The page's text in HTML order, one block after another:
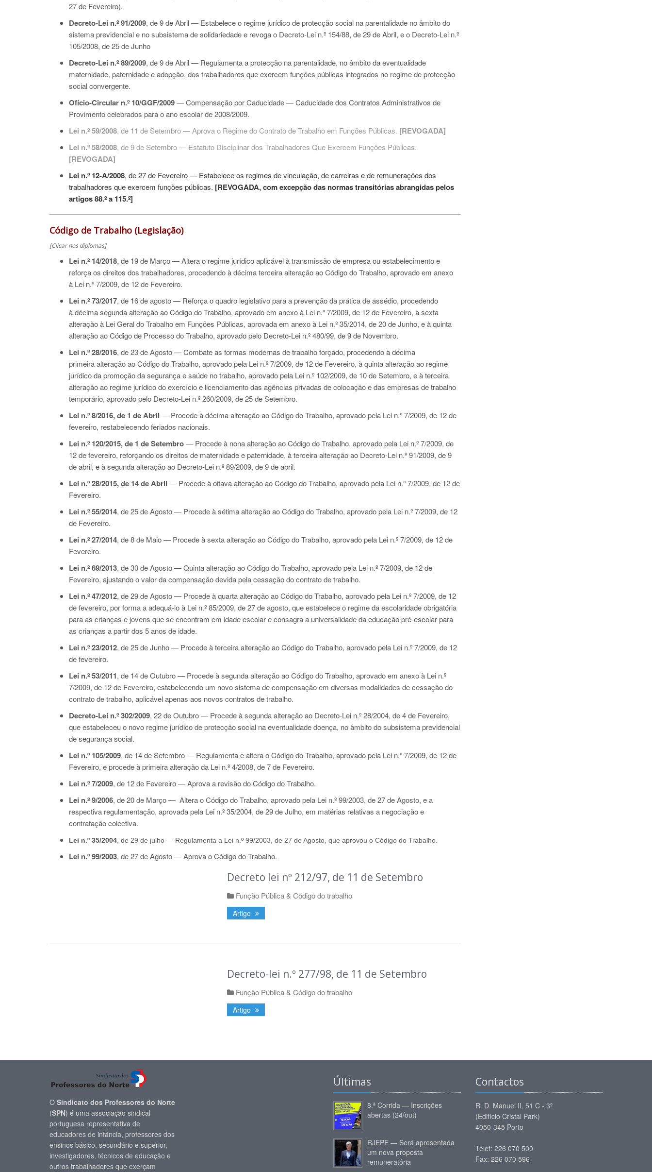
27 de Fevereiro).
Decreto-Lei n.º 91/2009, de 9 de Abril— Estabelece o regime jurídico de protecção social na parentalidade no âmbito do
sistema previdencial e no subsistema de solidariedade e revoga o Decreto-Lei n.º 154/88, de 29 de Abril, e o Decreto-Lei n.º
105/2008, de 25 de Junho
Decreto-Lei n.º 89/2009, de 9 de Abril — Regulamenta a protecção na parentalidade, no âmbito da eventualidade
maternidade, paternidade e adopção, dos trabalhadores que exercem funções públicas integrados no regime de protecção
social convergente.
Ofício-Circular n.º 10/GGF/2009— Compensação por Caducidade — Caducidade dos Contratos Administrativos de
Provimento celebrados para o ano escolar de 2008/2009.
Lei n.º 59/2008, de 11 de Setembro — Aprova o Regime do Contrato de Trabalho em Funções Públicas. [REVOGADA]
Lei n.º 58/2008, de 9 de Setembro — Estatuto Disciplinar dos Trabalhadores Que Exercem Funções Públicas.
[REVOGADA]
Lei n.º 12-A/2008, de 27 de Fevereiro — Estabelece os regimes de vinculação, de carreiras e de remunerações dos
trabalhadores que exercem funções públicas. [REVOGADA,com excepção das normas transitórias abrangidas pelos
artigos 88.º a 115.º]
Código de Trabalho (Legislação)
[Clicar nos diplomas]
Lei n.º 14/2018, de 19 de Março — Altera o regime jurídico aplicável à transmissão de empresa ou estabelecimento e
reforça os direitos dos trabalhadores, procedendo à décima terceira alteração ao Código do Trabalho, aprovado em anexo
à Lei n.º 7/2009, de 12 de Fevereiro.
Lei n.º 73/2017, de 16 de agosto — Reforça o quadro legislativo para a prevenção da prática de assédio, procedendo
à décima segunda alteração ao Código do Trabalho, aprovado em anexo à Lei n.º 7/2009, de 12 de Fevereiro, à sexta
alteração à Lei Geral do Trabalho em Funções Públicas, aprovada em anexo à Lei n.º 35/2014, de 20 de Junho, e à quinta
alteração ao Código de Processo do Trabalho, aprovado pelo Decreto-Lei n.º 480/99, de 9 de Novembro.
Lei n.º 28/2016, de 23 de Agosto — Combate as formas modernas de trabalho forçado, procedendo à décima
primeira alteração ao Código do Trabalho, aprovado pela Lei n.º 7/2009, de 12 de Fevereiro, à quinta alteração ao regime
jurídico da promoção da segurança e saúde no trabalho, aprovado pela Lei n.º 102/2009, de 10 de Setembro, e à terceira
alteração ao regime jurídico do exercício e licenciamento das agências privadas de colocação e das empresas de trabalho
temporário, aprovado pelo Decreto-Lei n.º 260/2009, de 25 de Setembro.
Lei n.º 8/2016, de 1 de Abril — Procede à décima alteração ao Código do Trabalho, aprovado pela Lei n.º 7/2009, de 12 de
fevereiro, restabelecendo feriados nacionais.
Lei n.º 120/2015, de 1 de Setembro— Procede à nona alteração ao Código do Trabalho, aprovado pela Lei n.º 7/2009, de
12 de fevereiro, reforçando os direitos de maternidade e paternidade, à terceira alteração ao Decreto-Lei n.º 91/2009, de 9
de abril, e à segunda alteração ao Decreto-Lei n.º 89/2009, de 9 de abril.
Lei n.º 28/2015, de 14 de Abril — Procede à oitava alteração ao Código do Trabalho, aprovado pela Lei n.º 7/2009, de 12 de
Fevereiro.
Lei n.º 55/2014, de 25 de Agosto — Procede à sétima alteração ao Código do Trabalho, aprovado pela Lei n.º 7/2009, de 12
de Fevereiro.
Lei n.º 27/2014, de 8 de Maio — Procede à sexta alteração ao Código do Trabalho, aprovado pela Lei n.º 7/2009, de 12 de
Fevereiro.
Lei n.º 69/2013, de 30 de Agosto — Quinta alteração ao Código do Trabalho, aprovado pela Lei n.º 7/2009, de 12 de
Fevereiro, ajustando o valor da compensação devida pela cessação do contrato de trabalho.
Lei n.º 47/2012, de 29 de Agosto — Procede à quarta alteração ao Código do Trabalho, aprovado pela Lei n.º 7/2009, de 12
de fevereiro, por forma a adequá-lo à Lei n.º 85/2009, de 27 de agosto, que estabelece o regime da escolaridade obrigatória
para as crianças e jovens que se encontram em idade escolar e consagra a universalidade da educação pré-escolar para
as crianças a partir dos 5 anos de idade.
Lei n.º 23/2012, de 25 de Junho — Procede à terceira alteração ao Código do Trabalho, aprovado pela Lei n.º 7/2009, de 12
de fevereiro.
Lei n.º 53/2011, de 14 de Outubro — Procede à segunda alteração ao Código do Trabalho, aprovado em anexo à Lei n.º
7/2009, de 12 de Fevereiro, estabelecendo um novo sistema de compensação em diversas modalidades de cessação do
contrato de trabalho, aplicável apenas aos novos contratos de trabalho.
Decreto-Lei n.º 302/2009, 22 de Outubro — Procede à segunda alteração ao Decreto-Lei n.º 28/2004, de 4 de Fevereiro,
que estabeleceu o novo regime jurídico de protecção social na eventualidade doença, no âmbito do subsistema previdencial
de segurança social.
Lei n.º 105/2009, de 14 de Setembro — Regulamenta e altera o Código do Trabalho, aprovado pela Lei n.º 7/2009, de 12 de
Fevereiro, e procede à primeira alteração da Lei n.º 4/2008, de 7 de Fevereiro.
Lei n.º 7/2009, de 12 de Fevereiro — Aprova a revisão do Código do Trabalho.
Lei n.º 9/2006, de 20 de Março — Altera o Código do Trabalho, aprovado pela Lei n.º 99/2003, de 27 de Agosto, e a
respectiva regulamentação, aprovada pela Lei n.º 35/2004, de 29 de Julho, em matérias relativas a negociação e
contratação colectiva.
Lei n.º 35/2004 , de 29 de julho — Regulamenta a Lei n.º 99/2003, de 27 de Agosto, que aprovou o Código do Trabalho.
Lei n.º 99/2003, de 27 de Agosto—Aprova o Código do Trabalho.
Decreto lei nº 212/97, de 11 de Setembro
Função Pública & Código do trabalho
Artigo
Decreto-lei n.º 277/98, de 11 de Setembro
Função Pública & Código do trabalho
Artigo
O Sindicato dos Professores do Norte
(SPN) é uma associação sindical
portuguesa representativa de
educadores de infância, professores dos
ensinos básico, secundário e superior,
investigadores, técnicos de educação e
outros trabalhadores que exerçam
Últimas
8.ª Corrida — Inscrições
abertas (24/out)
RJEPE — Será apresentada
um nova proposta
remuneratória
Contactos
R. D. Manuel II, 51 C - 3º
(Edifício Cristal Park)
4050-345 Porto
Telef: 226 070 500
Fax: 226 070 596